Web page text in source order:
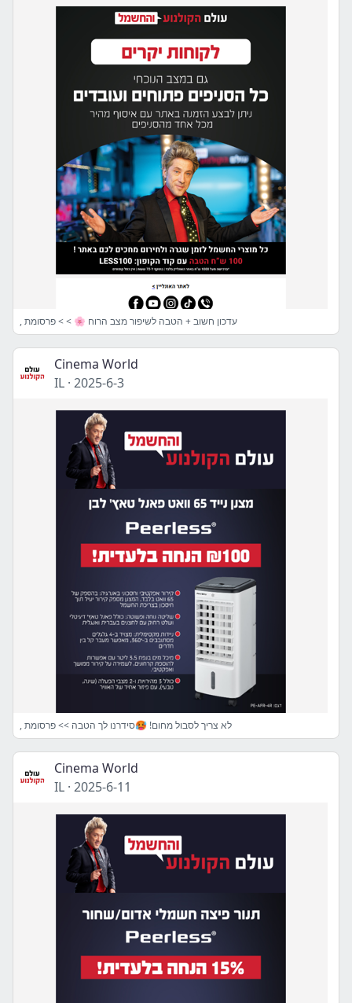
, עדכון חשוב + הטבה לשיפור מצב הרוח 🌸 > > פרסומת
Cinema World
IL · 2025-6-3
, לא צריך לסבול מחום! 🥵סידרנו לך הטבה >> פרסומת
Cinema World
IL · 2025-6-11